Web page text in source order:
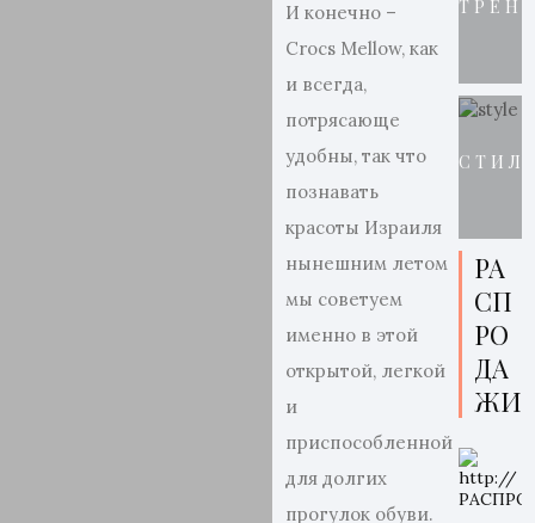
И конечно –
Crocs Mellow, как
и всегда,
потрясающе
удобны, так что
познавать
красоты Израиля
нынешним летом
мы советуем
именно в этой
открытой, легкой
и
приспособленной
для долгих
прогулок обуви.
РА
СП
РО
ДА
ЖИ